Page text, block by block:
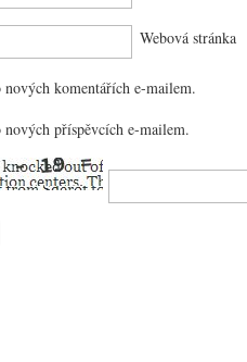
Webová stránka
komentářích e-mailem.
příspěvcích e-mailem.